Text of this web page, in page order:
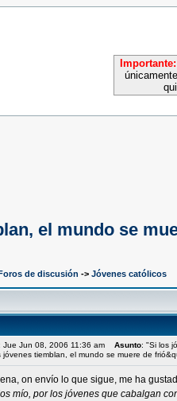
Importante:
el mundo se
de discusión -> Jóvenes católicos
Jue Jun 08, 2006 11:36 am Asunto: "Si los
jóvenes tiemblan, el mundo se muere de
on envío lo que sigue, me ha
mío, por los jóvenes que cabalgan